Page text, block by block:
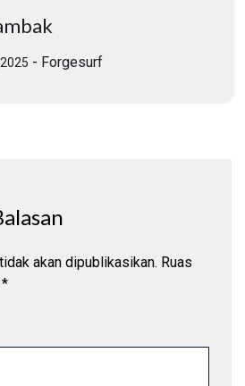
- Forgesurf
akan dipublikasikan. Ruas
*